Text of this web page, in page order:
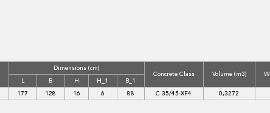
Dimensions (cm)
Concrete Class Volume (m3)
L
B H H_1
B_1
177 128 16 6 88 C 35/45-XF4 0,3272